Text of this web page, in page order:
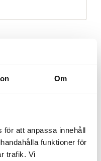
Om
för att anpassa innehåll
funktioner för
trafik. Vi
*